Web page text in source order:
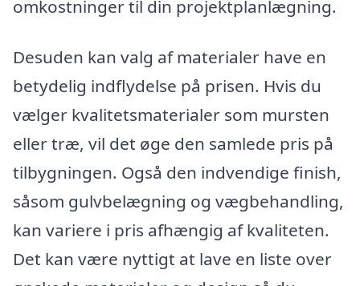
omkostninger til din projektplanlægning.
Desuden kan valg af materialer have en
betydelig indflydelse på prisen. Hvis du
vælger kvalitetsmaterialer som mursten
eller træ, vil det øge den samlede pris på
tilbygningen. Også den indvendige finish,
såsom gulvbelægning og vægbehandling,
kan variere i pris afhængig af kvaliteten.
Det kan være nyttigt at lave en liste over